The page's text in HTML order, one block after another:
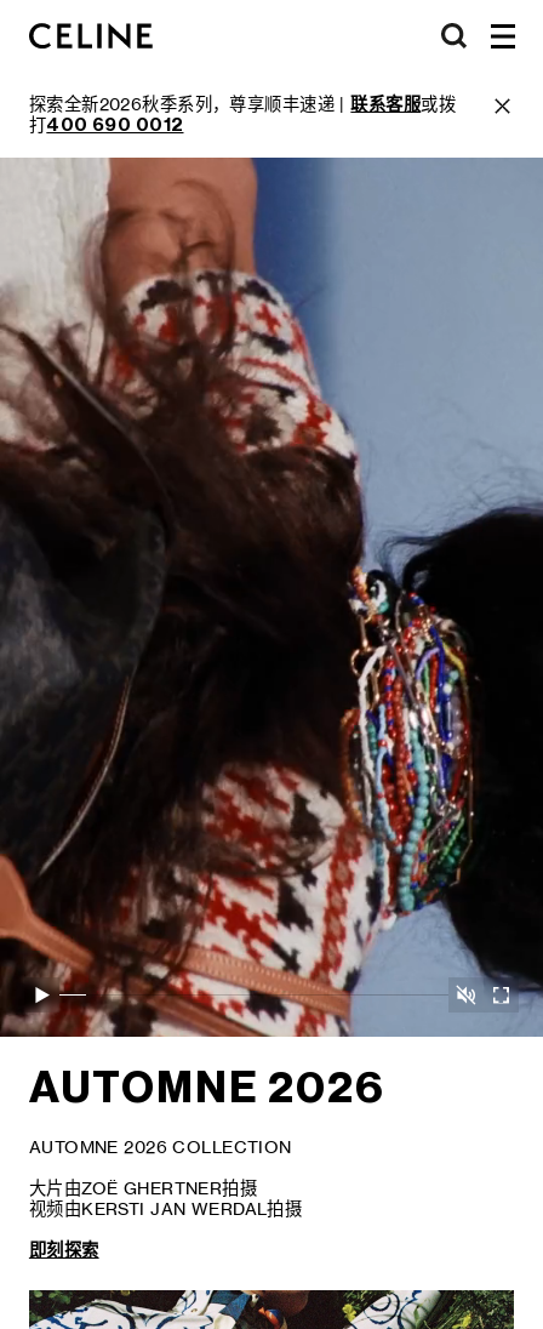
探索全新2026秋季系列，尊享顺丰速递 |联系客服或拨
打400 690 0012
AUTOMNE 2026
AUTOMNE 2026 COLLECTION
大片由ZOË GHERTNER拍摄
视频由KERSTI JAN WERDAL拍摄
即刻探索